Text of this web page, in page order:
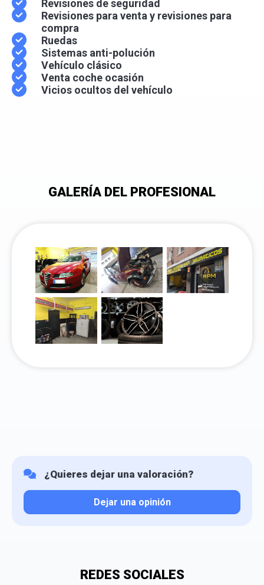
Revisiones de seguridad
Revisiones para venta y revisiones para
compra
Ruedas
Sistemas anti-polución
Vehículo clásico
Venta coche ocasión
Vicios ocultos del vehículo
GALERÍA DEL PROFESIONAL
¿Quieres dejar una valoración?
Dejar una opinión
REDES SOCIALES